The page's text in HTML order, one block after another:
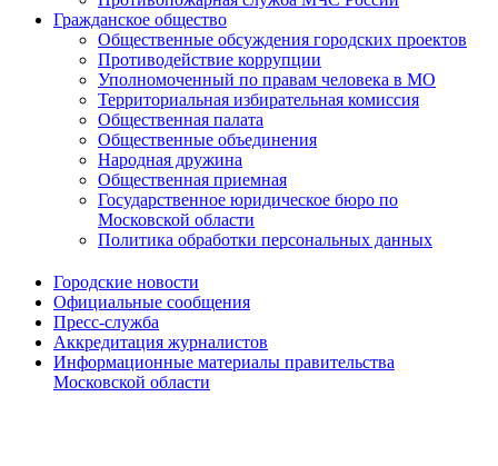
Гражданское общество
Общественные обсуждения городских проектов
Противодействие коррупции
Уполномоченный по правам человека в МО
Территориальная избирательная комиссия
Общественная палата
Общественные объединения
Народная дружина
Общественная приемная
Государственное юридическое бюро по
Московской области
Политика обработки персональных данных
Городские новости
Официальные сообщения
Пресс-служба
Аккредитация журналистов
Информационные материалы правительства
Московской области